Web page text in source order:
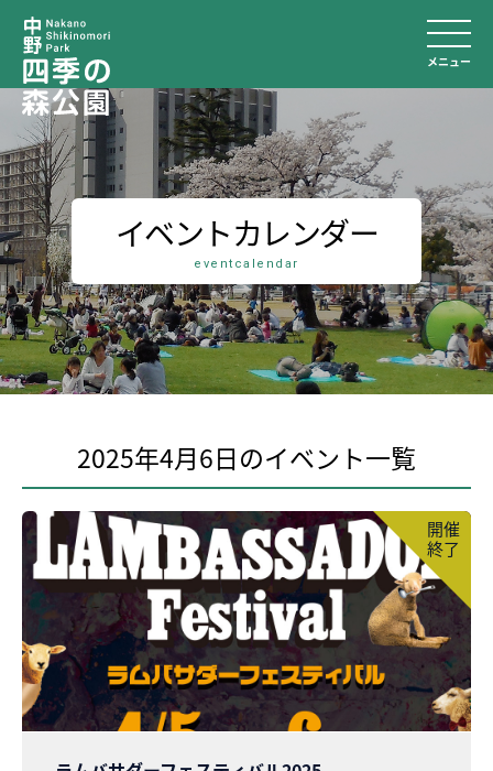
メニュー
イベントカレンダー
eventcalendar
2025年4月6日のイベント⼀覧
開催
終了